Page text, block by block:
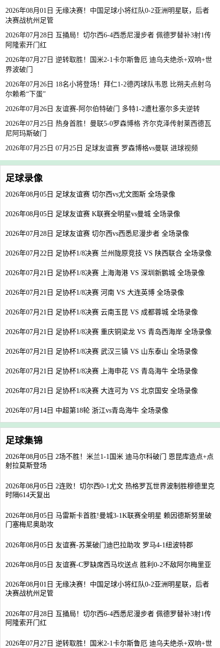
2026年08月01日 无缘决赛！中国足球小将红队0-2亚洲明星联，后者
决赛战杭州足管
2026年07月28日 互捅局！切尔西6-4西悉尼漫步者 佩德罗替补3射1传
阿隆索开门红
2026年07月27日 逆转取胜！国米2-1卡尔斯鲁厄 迪乌夫绝杀+双响+世
界波破门
2026年07月26日 18名小将登场！拜仁1-2德丙球队韦恩 比朔夫点射乌
尔赖希“下蛋”
2026年07月26日 友谊赛-阿尔伯特破门 多特1-2遭杜塞尔多夫逆转
2026年07月25日 热身首胜！曼联5-0罗森博格 齐尔克泽传射莱西德瓦
尼阿玛斯破门
2026年07月25日 07月25日 足球友谊赛 罗森博格vs曼联 进球视频
足球录像
2026年08月05日 足球友谊赛 切尔西vs尤文图斯 全场录像
2026年08月05日 足球友谊赛 K联赛全明星vs曼城 全场录像
2026年07月28日 足球友谊赛 切尔西vs西悉尼漫步者 全场录像
2026年07月22日 足协杯1/8决赛 兰州陇原竞技 VS 陕西联合 全场录像
2026年07月21日 足协杯1/8决赛 上海海港 VS 深圳新鹏城 全场录像
2026年07月21日 足协杯1/8决赛 河南 VS 大连英博 全场录像
2026年07月21日 足协杯1/8决赛 云南玉昆 VS 成都蓉城 全场录像
2026年07月21日 足协杯1/8决赛 重庆铜梁龙 VS 青岛西海岸 全场录像
2026年07月21日 足协杯1/8决赛 武汉三镇 VS 山东泰山 全场录像
2026年07月21日 足协杯1/8决赛 上海申花 VS 青岛海牛 全场录像
2026年07月21日 足协杯1/8决赛 大连可为 VS 北京国安 全场录像
2026年07月14日 中超第18轮 浙江vs青岛海牛 全场录像
足球集锦
2026年08月05日 2场不胜！米兰1-1国米 迪马尔科破门 恩昆库造点+点
射拉莫斯登场
2026年08月05日 2连败！切尔西0-1尤文 热格罗瓦世界波制胜穆德里克
时隔614天复出
2026年08月05日 马雷斯卡首胜!曼城3-1K联赛全明星 赖因德斯努里破
门塞梅尼奥助攻
2026年08月05日 友谊赛-苏莱破门迪巴拉助攻 罗马4-1纽波特郡
2026年08月05日 友谊赛-C罗缺席西马坎送点 胜利0-2不敌阿尔梅里亚
2026年08月01日 无缘决赛！中国足球小将红队0-2亚洲明星联，后者
决赛战杭州足管
2026年07月28日 互捅局！切尔西6-4西悉尼漫步者 佩德罗替补3射1传
阿隆索开门红
2026年07月27日 逆转取胜！国米2-1卡尔斯鲁厄 迪乌夫绝杀+双响+世